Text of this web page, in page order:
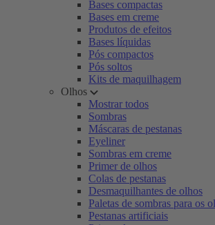
Bases compactas
Bases em creme
Produtos de efeitos
Bases líquidas
Pós compactos
Pós soltos
Kits de maquilhagem
Olhos
Mostrar todos
Sombras
Máscaras de pestanas
Eyeliner
Sombras em creme
Primer de olhos
Colas de pestanas
Desmaquilhantes de olhos
Paletas de sombras para os
Pestanas artificiais